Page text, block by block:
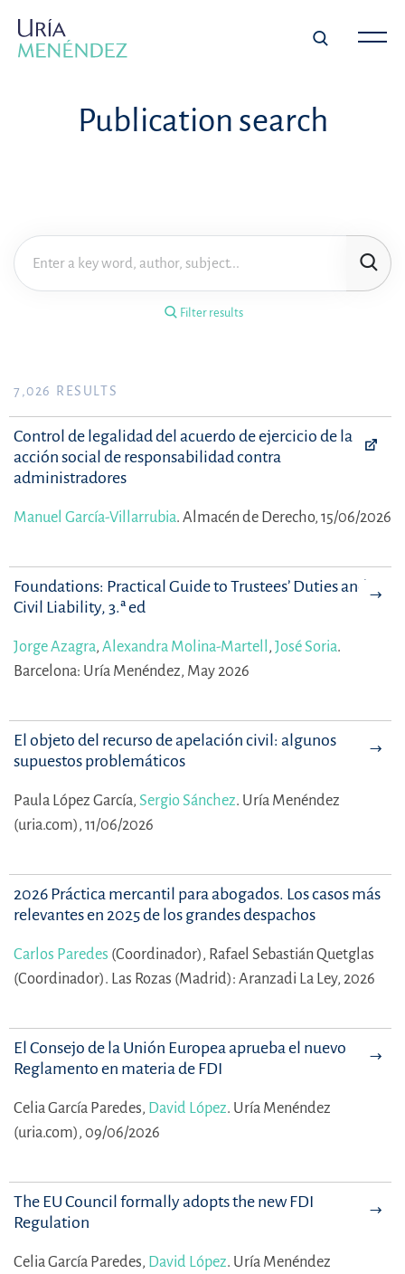
Publication search
Filter results
Filter results ×
Practice area
7,026 RESULTS
Control de legalidad del acuerdo de ejercicio de la
acción social de responsabilidad contra
administradores
Manuel García-Villarrubia. Almacén de Derecho, 15/06/2026
Foundations: Practical Guide to Trustees’ Duties and
Civil Liability, 3.ª ed
Jorge Azagra, Alexandra Molina-Martell , José Soria.
Barcelona: Uría Menéndez, May 2026
El objeto del recurso de apelación civil: algunos
supuestos problemáticos
Paula López García, Sergio Sánchez. Uría Menéndez
(uria.com), 11/06/2026
2026 Práctica mercantil para abogados. Los casos más
relevantes en 2025 de los grandes despachos
Carlos Paredes (Coordinador), Rafael Sebastián Quetglas
(Coordinador). Las Rozas (Madrid): Aranzadi La Ley, 2026
El Consejo de la Unión Europea aprueba el nuevo
Reglamento en materia de FDI
Celia García Paredes, David López. Uría Menéndez
(uria.com), 09/06/2026
The EU Council formally adopts the new FDI
Regulation
Celia García Paredes, David López. Uría Menéndez